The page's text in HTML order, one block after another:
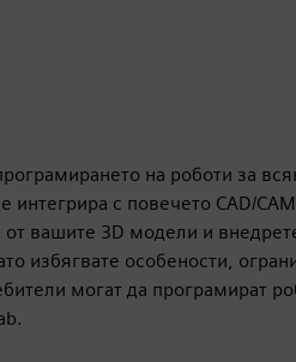
на роботи за
с повечето CAD/
вашите 3D модели и
избягвате особености,
могат да програмират